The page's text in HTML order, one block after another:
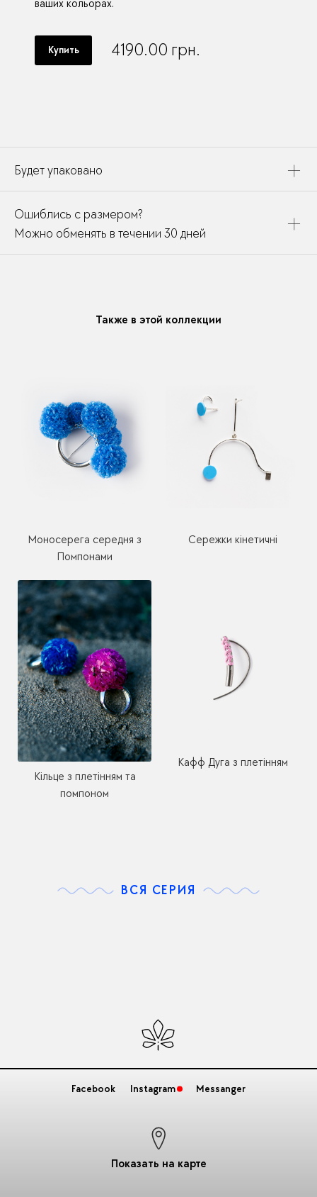
ваших кольорах.
Купить 4190.00 грн.
Будет упаковано
дополнено открыткой, паспортом украшения и
собрано в подарочный пакет
Ошиблись с размером?
Можно обменять в течении 30 дней
Также в этой коллекции
Моносерега середня з
Помпонами
Сережки кінетичні
Кільце з плетінням та
помпоном
Кафф Дуга з плетінням
ВСЯ СЕРИЯ
Facebook Instagram Messanger
Показать на карте